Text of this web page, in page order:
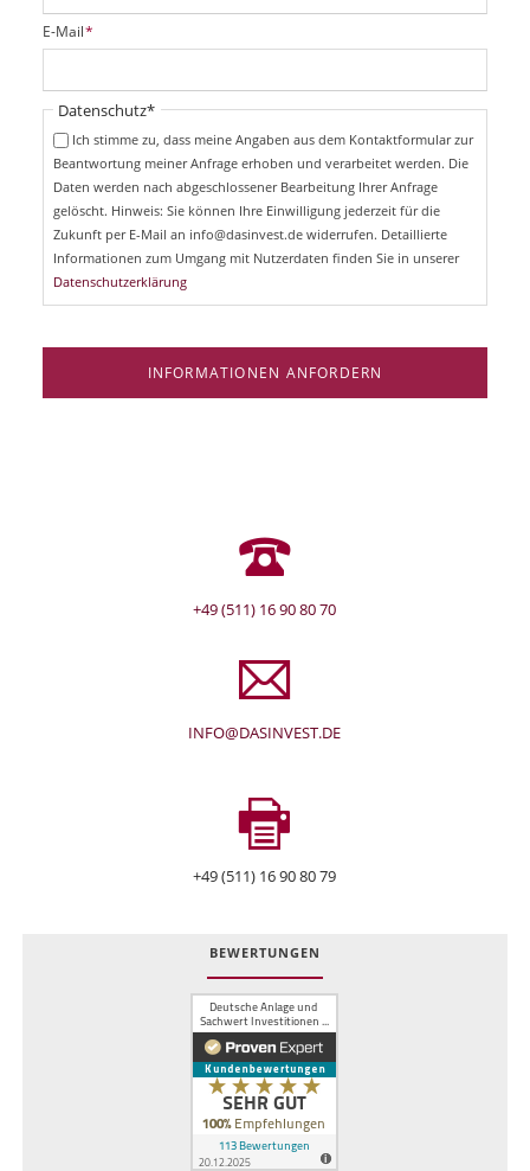
i
c
t
f
P
f
i
E-Mail*
Pflichtfeld
Datenschutz*
Ich stimme zu, dass meine Angaben aus dem Kontaktformular zur
Beantwortung meiner Anfrage erhoben und verarbeitet werden. Die
Daten werden nach abgeschlossener Bearbeitung Ihrer Anfrage
gelöscht. Hinweis: Sie können Ihre Einwilligung jederzeit für die
Zukunft per E-Mail an info@dasinvest.de widerrufen. Detaillierte
Informationen zum Umgang mit Nutzerdaten finden Sie in unserer
Datenschutzerklärung
INFORMATIONEN ANFORDERN
+49 (511) 16 90 80 70
INFO@DASINVEST.DE
+49 (511) 16 90 80 79
BEWERTUNGEN